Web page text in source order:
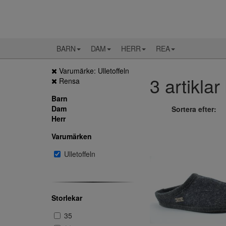
BARN DAM HERR REA
Varumärke: Ulletoffeln
Rensa
Barn
Dam
Herr
Varumärken
Ulletoffeln
Storlekar
35
3 artiklar
Sortera efter: